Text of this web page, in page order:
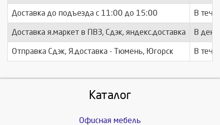
Доставка до подъезда c 11:00 до 15:00 В
Доставка я.маркет в ПВЗ, Сдэк, яндекс.доставка В день
Отправка Сдэк, Я.доставка - Тюмень, Югорск В
Каталог
Офисная мебель